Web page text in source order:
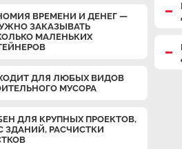
ВРЕМЕНИ И ДЕНЕГ —
ЗАКАЗЫВАТЬ
МАЛЕНЬКИХ
ДЛЯ ЛЮБЫХ ВИДОВ
МУСОРА
ДЛЯ КРУПНЫХ ПРОЕКТОВ,
ЗДАНИЙ, РАСЧИСТКИ